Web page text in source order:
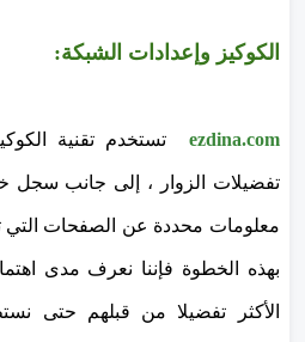
الكوكيز وإعدادات الشبكة:
ezdina.com تستخدم تقنية
تفضيلات الزوار ، إلى جانب
معلومات محددة عن الصفحات التي تم
بهذه الخطوة فإننا نعرف مدى
الأكثر تفضيلا من قبلهم حتى